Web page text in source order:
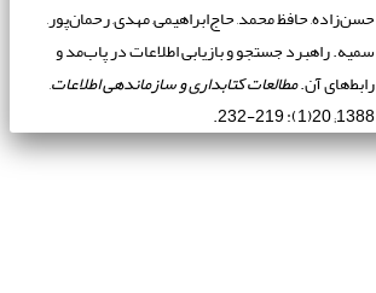
حسن‌زاده, حافظ محمد, حاج‌ابراهیمی, مهدی, رحمان‌پور,
سمیه. راهبرد جستجو و بازیابی اطلاعات در پاب‌مد و
رابط‌های آن.مطالعات کتابداری و سازماندهی اطلاعات,
1388; 20(1): 219-232.